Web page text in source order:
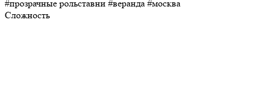
#прозрачные рольставни #веранда #москва
Сложность